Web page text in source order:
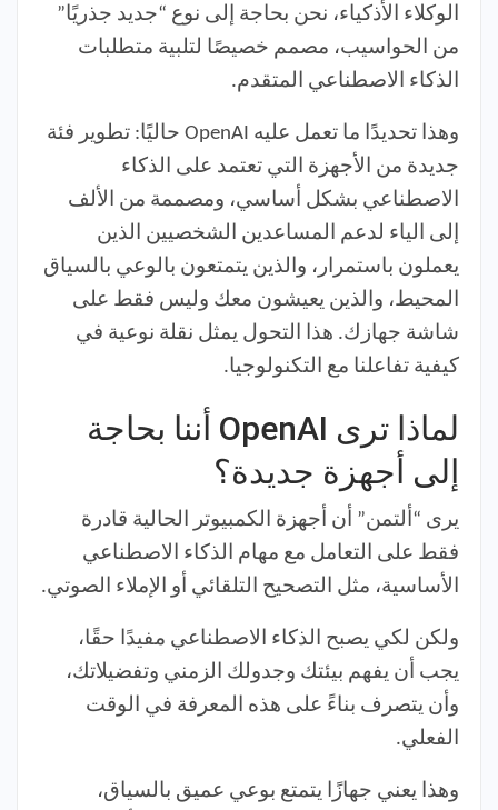
الوكلاء الأذكياء، نحن بحاجة إلى نوع “جديد جذريًا”
من الحواسيب، مصمم خصيصًا لتلبية متطلبات
الذكاء الاصطناعي المتقدم.
وهذا تحديدًا ما تعمل عليه OpenAI حاليًا: تطوير فئة
جديدة من الأجهزة التي تعتمد على الذكاء
الاصطناعي بشكل أساسي، ومصممة من الألف
إلى الياء لدعم المساعدين الشخصيين الذين
يعملون باستمرار، والذين يتمتعون بالوعي بالسياق
المحيط، والذين يعيشون معك وليس فقط على
شاشة جهازك. هذا التحول يمثل نقلة نوعية في
كيفية تفاعلنا مع التكنولوجيا.
لماذا ترى OpenAI أننا بحاجة
إلى أجهزة جديدة؟
يرى “ألتمن” أن أجهزة الكمبيوتر الحالية قادرة
فقط على التعامل مع مهام الذكاء الاصطناعي
الأساسية، مثل التصحيح التلقائي أو الإملاء الصوتي.
ولكن لكي يصبح الذكاء الاصطناعي مفيدًا حقًا،
يجب أن يفهم بيئتك وجدولك الزمني وتفضيلاتك،
وأن يتصرف بناءً على هذه المعرفة في الوقت
الفعلي.
وهذا يعني جهازًا يتمتع بوعي عميق بالسياق،